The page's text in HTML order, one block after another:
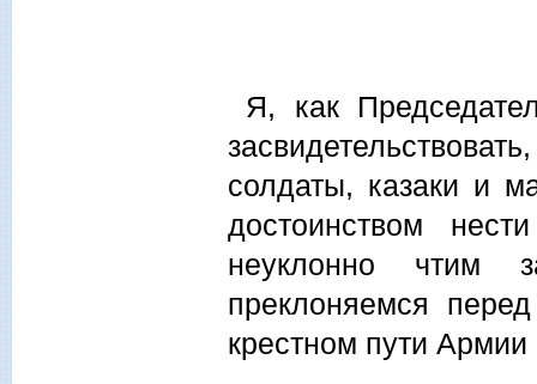
Я, как
солдаты, казаки и
достоинством
неуклонно чтим
преклоняемся
крестном пути Армии